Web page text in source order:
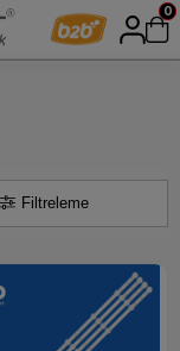
0
Filtreleme